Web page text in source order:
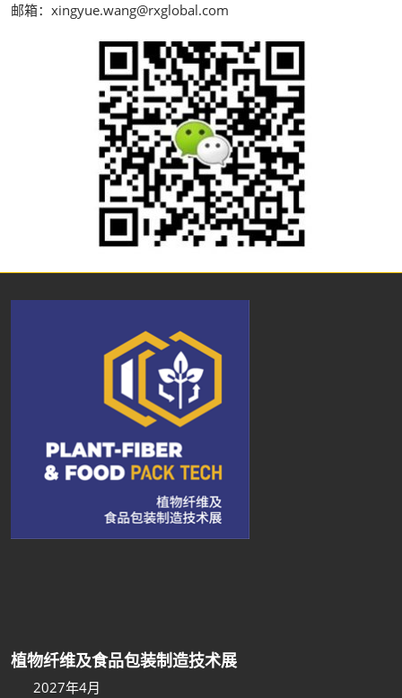
邮箱：xingyue.wang@rxglobal.com
植物纤维及食品包装制造技术展
2027年4月